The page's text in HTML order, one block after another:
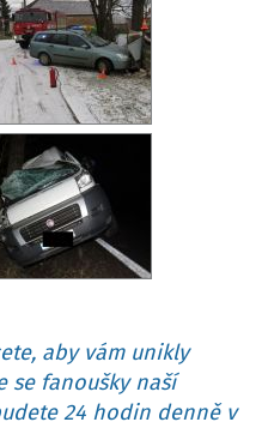
aby vám unikly
se fanoušky naší
24 hodin denně v